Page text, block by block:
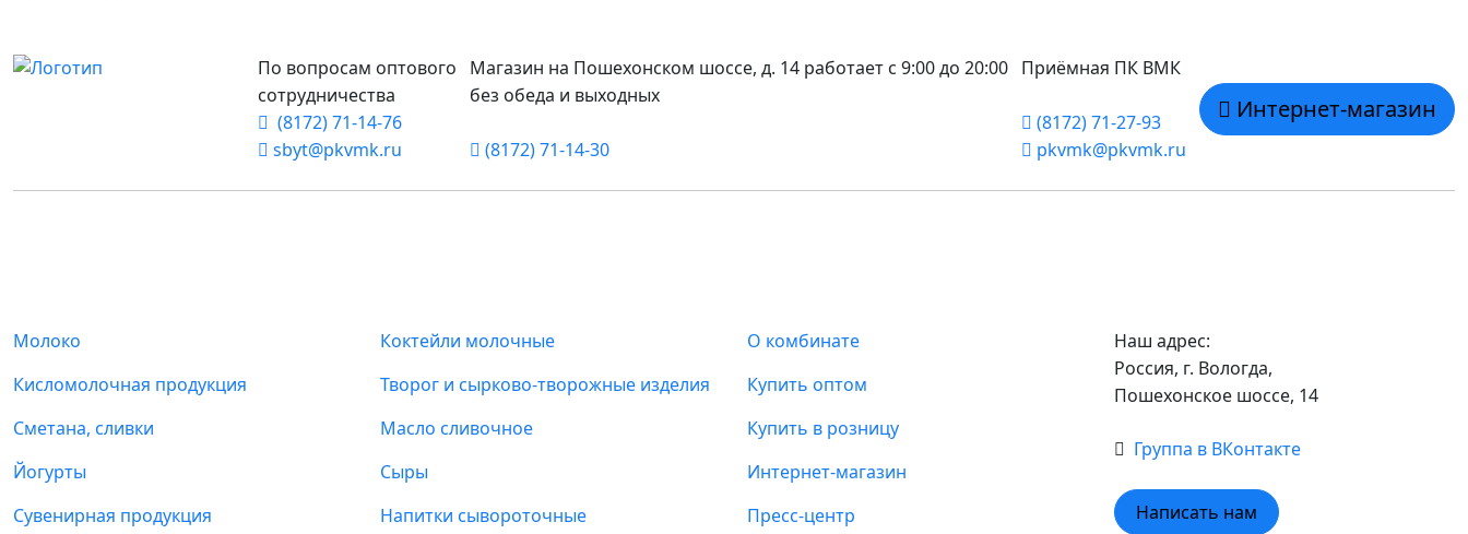
По вопросам оптового
сотрудничества
(8172) 71-14-76
sbyt@pkvmk.ru
Магазин на Пошехонском шоссе, д. 14 работает с 9:00 до 20:00
без обеда и выходных
(8172) 71-14-30
Приёмная ПК ВМК
(8172) 71-27-93
pkvmk@pkvmk.ru
Интернет-магазин
Молоко
Кисломолочная продукция
Сметана, сливки
Йогурты
Сувенирная продукция
Коктейли молочные
Творог и сырково-творожные изделия
Масло сливочное
Сыры
Напитки сывороточные
О комбинате
Купить оптом
Купить в розницу
Интернет-магазин
Пресс-центр
Наш адрес:
Россия, г. Вологда,
Пошехонское шоссе, 14
Группа в ВКонтакте
Написать нам